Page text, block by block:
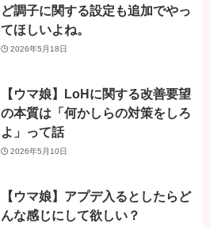
ど調子に関する設定も追加でやっ
てほしいよね。
2026年5月18日
【ウマ娘】LoHに関する改善要望
の本質は「何かしらの対策をしろ
よ」って話
2026年5月10日
【ウマ娘】アプデ入るとしたらど
んな感じにして欲しい？